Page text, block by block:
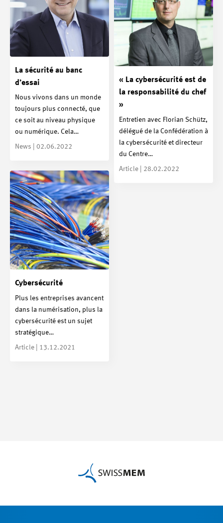
La sécurité au banc
d’essai
Nous vivons dans un monde
toujours plus connecté, que
ce soit au niveau physique
ou numérique. Cela…
News | 02.06.2022
« La cybersécurité est de
la responsabilité du chef
»
Entretien avec Florian Schütz,
délégué de la Confédération à
la cybersécurité et directeur
du Centre…
Article | 28.02.2022
Cybersécurité
Plus les entreprises avancent
dans la numérisation, plus la
cybersécurité est un sujet
stratégique…
Article | 13.12.2021